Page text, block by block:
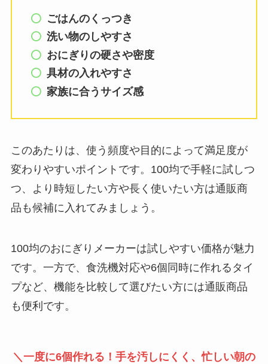
ごはんのくっつき
洗い物のしやすさ
おにぎりの硬さや密度
具材の入れやすさ
家族に合うサイズ感
このあたりは、使う頻度や目的によって満足度が
変わりやすいポイントです。100均で手軽に試しつ
つ、より時短したい方や長く使いたい方は通販商
品も候補に入れてみましょう。
100均のおにぎりメーカーは試しやすい価格が魅力
です。一方で、食洗機対応や6個同時に作れるタイ
プなど、機能を比較して選びたい方には通販商品
も便利です。
＼一度に6個作れる！手を汚しにくく、忙しい朝の